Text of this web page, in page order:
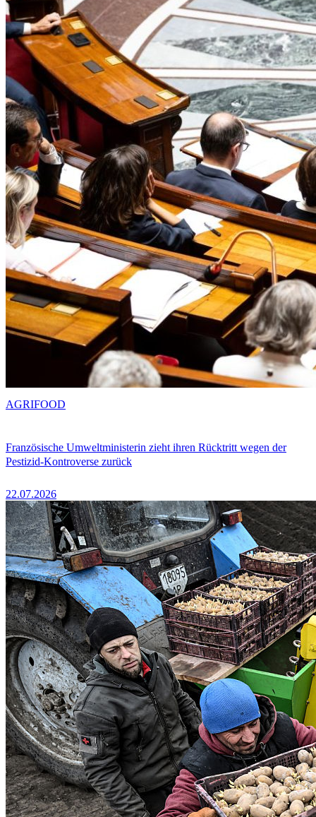
Französische Umweltministerin zieht ihren Rücktritt wegen der
Pestizid-Kontroverse zurück
22.07.2026
AGRIFOOD